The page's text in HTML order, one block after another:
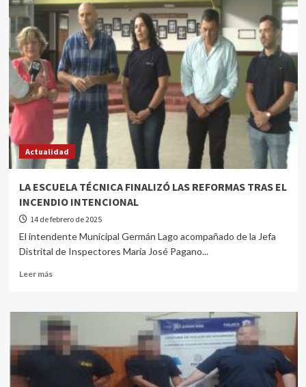
Actualidad
LA ESCUELA TÉCNICA FINALIZÓ LAS REFORMAS TRAS EL
INCENDIO INTENCIONAL
14 de febrero de 2025
El intendente Municipal Germán Lago acompañado de la Jefa
Distrital de Inspectores María José Pagano...
Leer más